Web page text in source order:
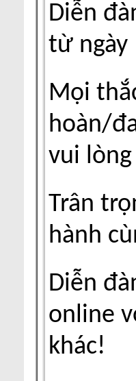
Diễn
từ ngày
Mọi
hoàn/
vui lòng
Trân
hành
Diễn
online
khác!